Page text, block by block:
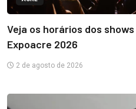
Veja os horários dos
Expoacre 2026
2 de agosto de 2026